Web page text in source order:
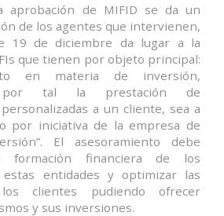
aprobación de MIFID se da un
de los agentes que intervienen,
19 de diciembre da lugar a la
que tienen por objeto principal:
en materia de inversión,
por tal la prestación de
a un cliente, sea a
por iniciativa de la empresa de
El asesoramiento debe
formación financiera de los
entidades y optimizar las
clientes pudiendo ofrecer
y sus inversiones.